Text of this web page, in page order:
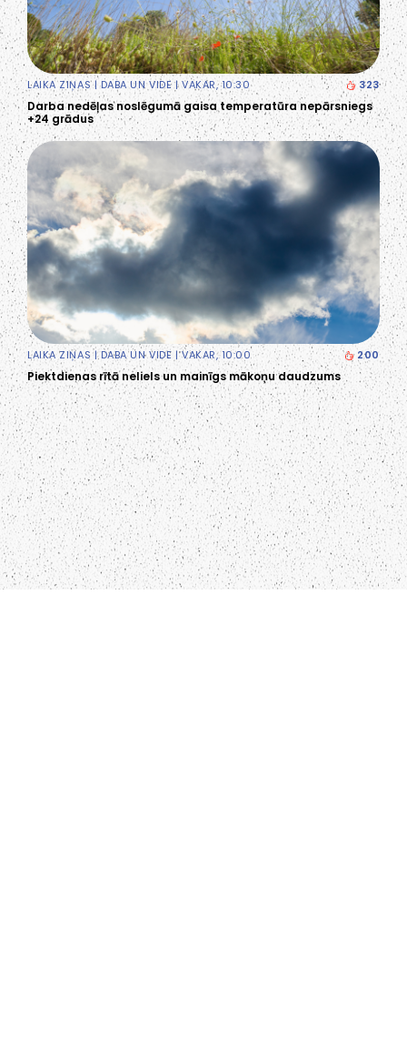
LAIKA ZIŅAS|DABA UN VIDE| VAKAR, 10:30 323
Darba nedēļas noslēgumā gaisa temperatūra nepārsniegs
+24 grādus
LAIKA ZIŅAS|DABA UN VIDE | VAKAR, 10:00 200
Piektdienas rītā neliels un mainīgs mākoņu daudzums